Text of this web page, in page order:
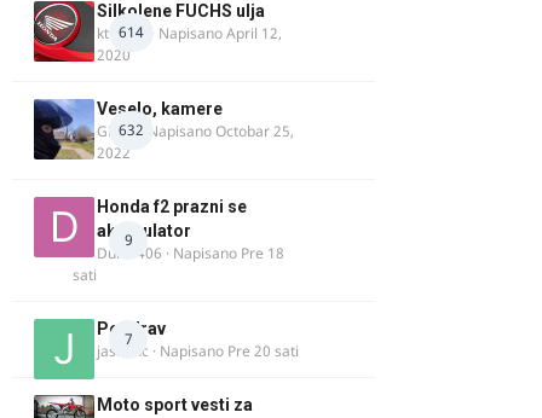
614
Silkolene FUCHS ulja
ktm600 · NapisanoApril 12,
2020
632
Veselo, kamere
GR 46· NapisanoOctobar 25,
2022
9
Honda f2 prazni se
akomulator
Dule1406 · Napisano Pre 18
sati
7
Pozdrav
jasminc · Napisano Pre 20 sati
Moto sport vesti za